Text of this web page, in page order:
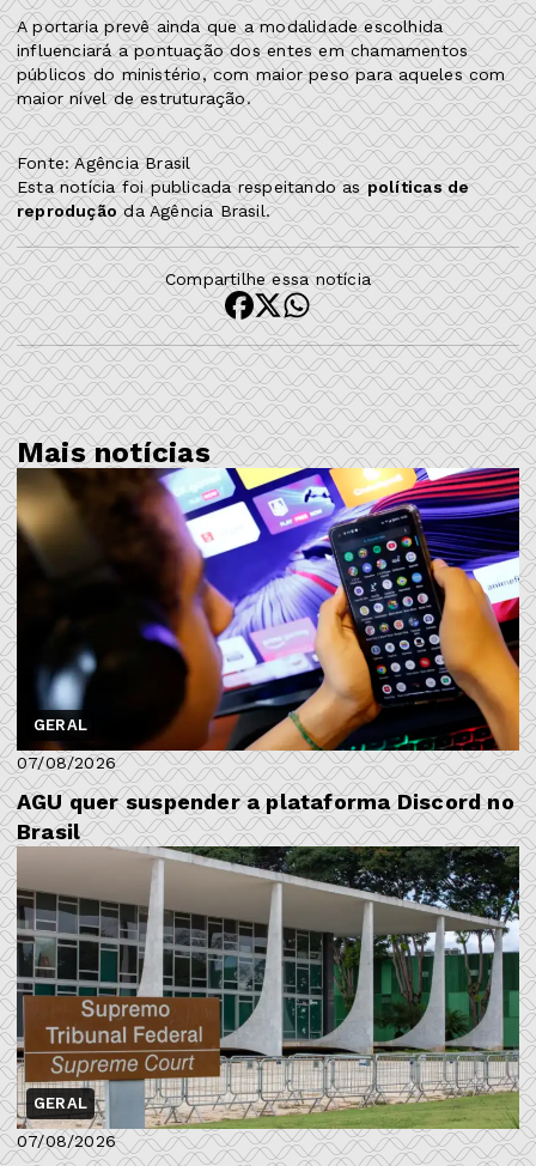
A portaria prevê ainda que a modalidade escolhida
influenciará a pontuação dos entes em chamamentos
públicos do ministério, com maior peso para aqueles com
maior nível de estruturação.
Fonte: Agência Brasil
Esta notícia foi publicada respeitando aspolíticas de
reproduçãoda Agência Brasil.
Compartilhe essa notícia
Mais notícias
GERAL
07/08/2026
AGU quer suspender a plataforma Discord no
Brasil
GERAL
07/08/2026